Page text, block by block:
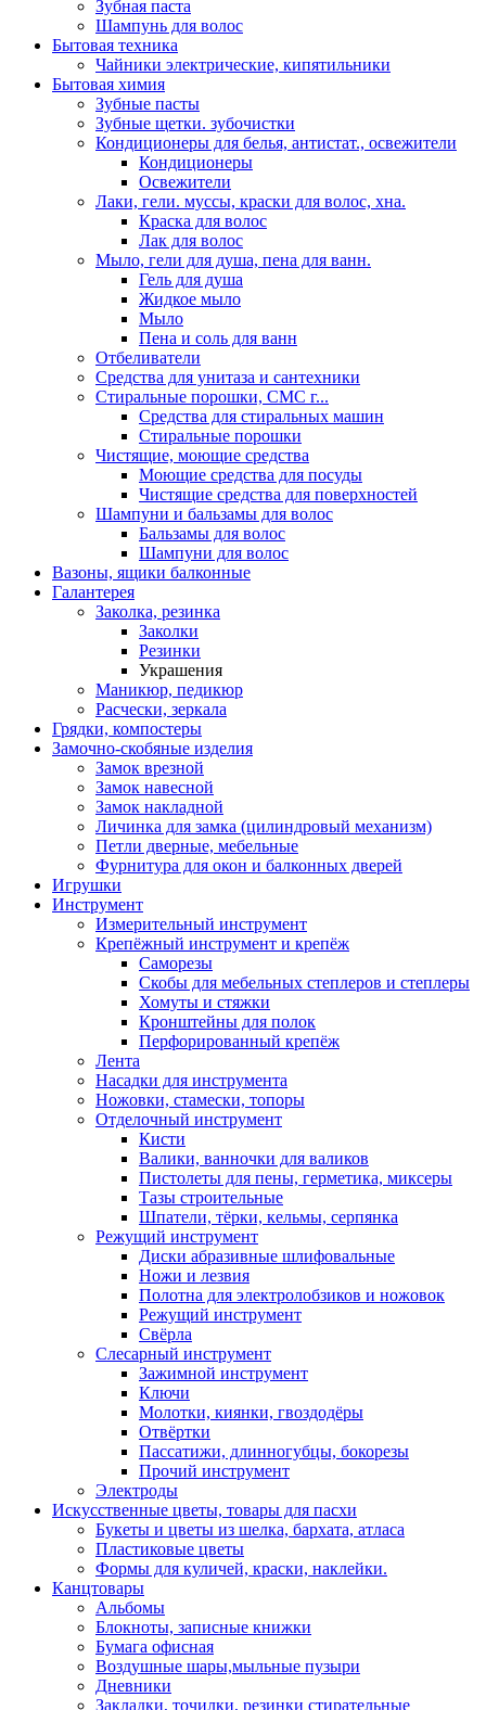
Зубная паста
Шампунь для волос
Бытовая техника
Чайники электрические, кипятильники
Бытовая химия
Зубные пасты
Зубные щетки. зубочистки
Кондиционеры для белья, антистат., освежители
Кондиционеры
Освежители
Лаки, гели. муссы, краски для волос, хна.
Краска для волос
Лак для волос
Мыло, гели для душа, пена для ванн.
Гель для душа
Жидкое мыло
Мыло
Пена и соль для ванн
Отбеливатели
Средства для унитаза и сантехники
Стиральные порошки, СМС г...
Средства для стиральных машин
Стиральные порошки
Чистящие, моющие средства
Моющие средства для посуды
Чистящие средства для поверхностей
Шампуни и бальзамы для волос
Бальзамы для волос
Шампуни для волос
Вазоны, ящики балконные
Галантерея
Заколка, резинка
Заколки
Резинки
Украшения
Маникюр, педикюр
Расчески, зеркала
Грядки, компостеры
Замочно-скобяные изделия
Замок врезной
Замок навесной
Замок накладной
Личинка для замка (цилиндровый механизм)
Петли дверные, мебельные
Фурнитура для окон и балконных дверей
Игрушки
Инструмент
Измерительный инструмент
Крепёжный инструмент и крепёж
Саморезы
Скобы для мебельных степлеров и степлеры
Хомуты и стяжки
Кронштейны для полок
Перфорированный крепёж
Лента
Насадки для инструмента
Ножовки, стамески, топоры
Отделочный инструмент
Кисти
Валики, ванночки для валиков
Пистолеты для пены, герметика, миксеры
Тазы строительные
Шпатели, тёрки, кельмы, серпянка
Режущий инструмент
Диски абразивные шлифовальные
Ножи и лезвия
Полотна для электролобзиков и ножовок
Режущий инструмент
Свёрла
Слесарный инструмент
Зажимной инструмент
Ключи
Молотки, киянки, гвоздодёры
Отвёртки
Пассатижи, длинногубцы, бокорезы
Прочий инструмент
Электроды
Искусственные цветы, товары для пасхи
Букеты и цветы из шелка, бархата, атласа
Пластиковые цветы
Формы для куличей, краски, наклейки.
Канцтовары
Альбомы
Блокноты, записные книжки
Бумага офисная
Воздушные шары,мыльные пузыри
Дневники
Закладки, точилки, резинки стирательные